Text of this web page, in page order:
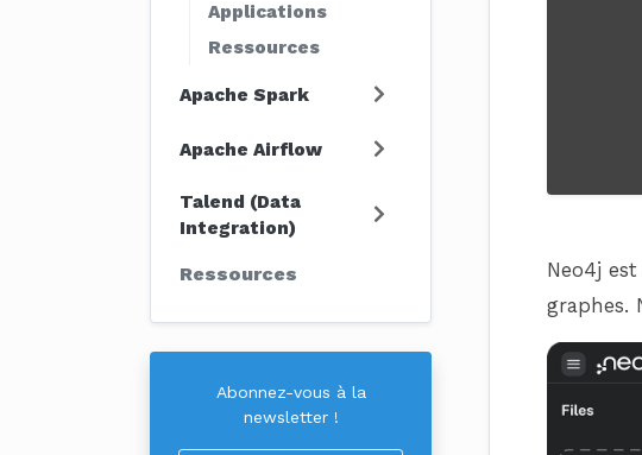
Applications
Ressources
Apache Spark
Apache Airflow
Talend (Data
Integration)
Ressources
Abonnez-vous à la
newsletter !
Neo4j
graphes.